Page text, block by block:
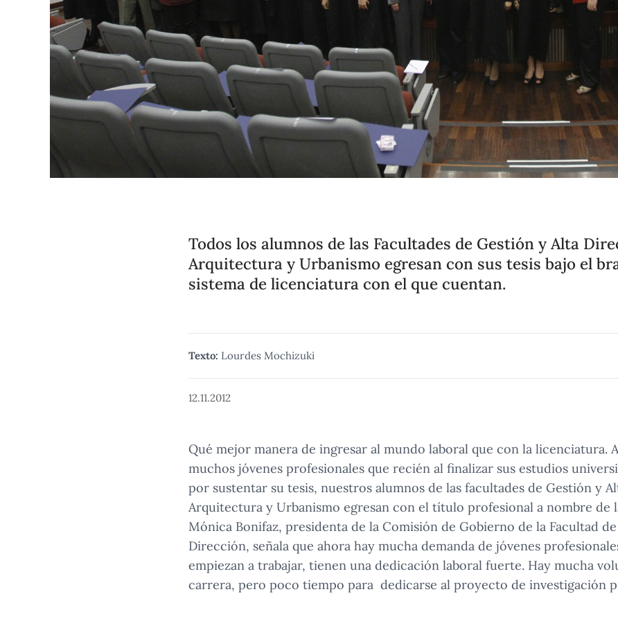
Todos los alumnos de las Facultades de Gestión y Alta
Arquitectura y Urbanismo egresan con sus tesis bajo el
sistema de licenciatura con el que cuentan.
Texto: Lourdes Mochizuki
12.11.2012
Qué mejor manera de ingresar al mundo laboral que con la licenciatura.
muchos jóvenes profesionales que recién al finalizar sus estudios
por sustentar su tesis, nuestros alumnos de las facultades de Gestión y
Arquitectura y Urbanismo egresan con el título profesional a nombre de
Mónica Bonifaz, presidenta de la Comisión de Gobierno de la Facultad
Dirección, señala que ahora hay mucha demanda de jóvenes
empiezan a trabajar, tienen una dedicación laboral fuerte. Hay mucha
carrera, pero poco tiempo para dedicarse al proyecto de investigación